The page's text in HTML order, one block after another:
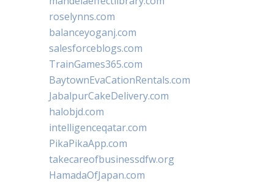
roselynns.com
balanceyoganj.com
salesforceblogs.com
TrainGames365.com
BaytownEvaCationRentals.com
JabalpurCakeDelivery.com
halobjd.com
intelligenceqatar.com
PikaPikaApp.com
takecareofbusinessdfw.org
HamadaOfJapan.com